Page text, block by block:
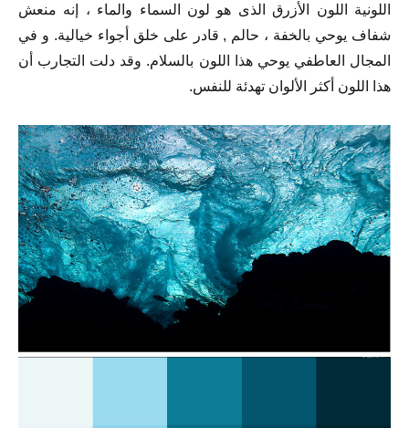
اللونية اللون الأزرق الذى هو لون السماء والماء ، إنه منعش
شفاف يوحي بالخفة ، حالم , قادر على خلق أجواء خيالية. و في
المجال العاطفي يوحي هذا اللون بالسلام. وقد دلت التجارب أن
هذا اللون أكثر الألوان تهدئة للنفس.